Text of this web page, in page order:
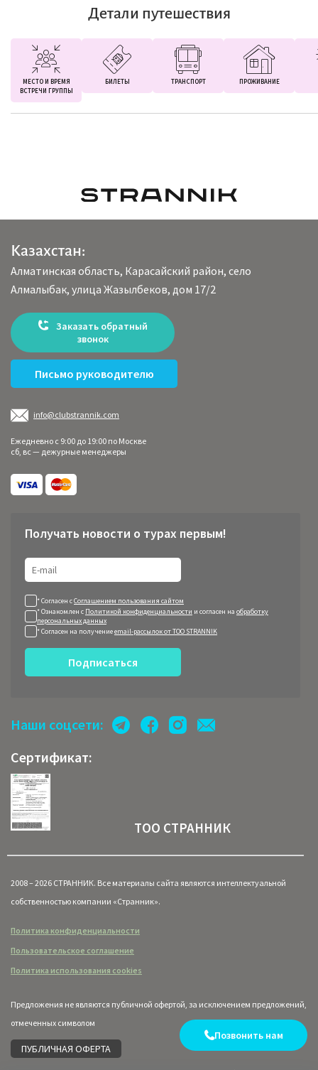
Детали путешествия
МЕСТО И ВРЕМЯ
ВСТРЕЧИ ГРУППЫ
БИЛЕТЫ ТРАНСПОРТ ПРОЖИВАНИЕ
Казахстан:
Алматинская область, Карасайский район, село
Алмалыбак, улица Жазылбеков, дом 17/2
Заказать обратный
звонок
Письмо руководителю
info@clubstrannik.com
Ежедневно с 9:00 до 19:00 по Москве
сб, вс — дежурные менеджеры
Получать новости о турах первым!
* Согласен сСоглашением пользования сайтом
* Ознакомлен с Политикой конфиденциальности и согласен на обработку
персональных данных
* Согласен на получениеemail-рассылок от ТОО STRANNIK
Подписаться
Наши соцсети:
Сертификат:
ТОО СТРАННИК
2008 – 2026 СТРАННИК. Все материалы сайта являются интеллектуальной
собственностью компании «Странник».
Политика конфиденциальности
Пользовательское соглашение
Политика использования cookies
Предложения не являются публичной офертой, за исключением предложений,
отмеченных символом
ПУБЛИЧНАЯ ОФЕРТА
Позвонить нам